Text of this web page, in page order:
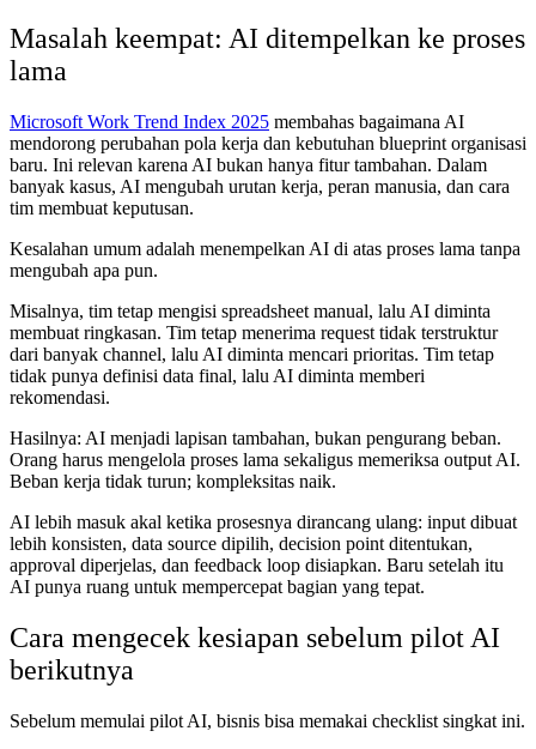
Masalah keempat: AI ditempelkan ke proses
lama
Microsoft Work Trend Index 2025 membahas bagaimana AI
mendorong perubahan pola kerja dan kebutuhan blueprint organisasi
baru. Ini relevan karena AI bukan hanya fitur tambahan. Dalam
banyak kasus, AI mengubah urutan kerja, peran manusia, dan cara
tim membuat keputusan.
Kesalahan umum adalah menempelkan AI di atas proses lama tanpa
mengubah apa pun.
Misalnya, tim tetap mengisi spreadsheet manual, lalu AI diminta
membuat ringkasan. Tim tetap menerima request tidak terstruktur
dari banyak channel, lalu AI diminta mencari prioritas. Tim tetap
tidak punya definisi data final, lalu AI diminta memberi
rekomendasi.
Hasilnya: AI menjadi lapisan tambahan, bukan pengurang beban.
Orang harus mengelola proses lama sekaligus memeriksa output AI.
Beban kerja tidak turun; kompleksitas naik.
AI lebih masuk akal ketika prosesnya dirancang ulang: input dibuat
lebih konsisten, data source dipilih, decision point ditentukan,
approval diperjelas, dan feedback loop disiapkan. Baru setelah itu
AI punya ruang untuk mempercepat bagian yang tepat.
Cara mengecek kesiapan sebelum pilot AI
berikutnya
Sebelum memulai pilot AI, bisnis bisa memakai checklist singkat ini.